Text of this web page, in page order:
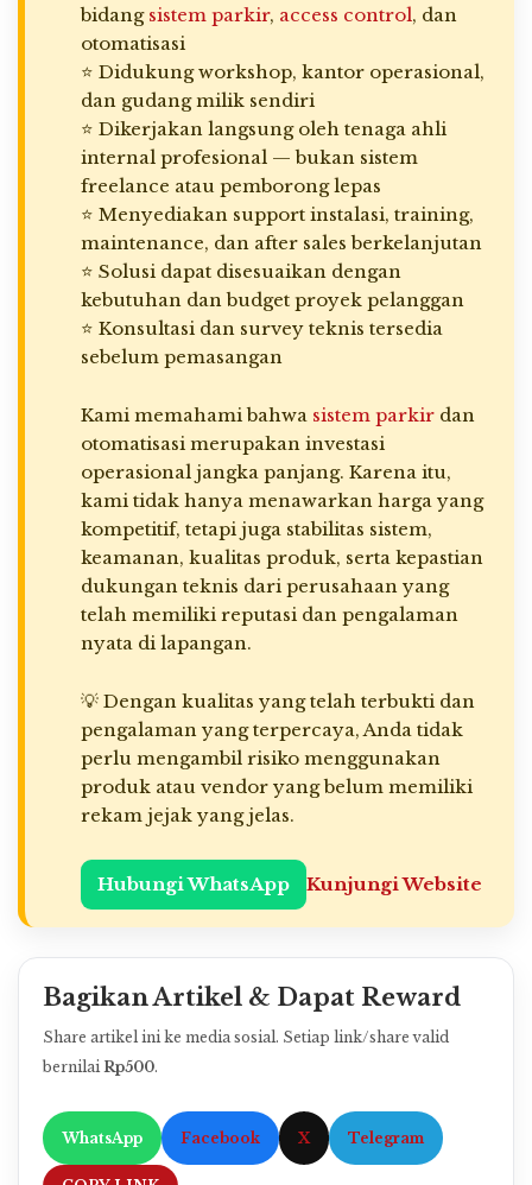
bidang sistem parkir, access control, dan
otomatisasi
⭐ Didukung workshop, kantor operasional,
dan gudang milik sendiri
⭐ Dikerjakan langsung oleh tenaga ahli
internal profesional — bukan sistem
freelance atau pemborong lepas
⭐ Menyediakan support instalasi, training,
maintenance, dan after sales berkelanjutan
⭐ Solusi dapat disesuaikan dengan
kebutuhan dan budget proyek pelanggan
⭐ Konsultasi dan survey teknis tersedia
sebelum pemasangan
Kami memahami bahwa sistem parkir dan
otomatisasi merupakan investasi
operasional jangka panjang. Karena itu,
kami tidak hanya menawarkan harga yang
kompetitif, tetapi juga stabilitas sistem,
keamanan, kualitas produk, serta kepastian
dukungan teknis dari perusahaan yang
telah memiliki reputasi dan pengalaman
nyata di lapangan.
💡 Dengan kualitas yang telah terbukti dan
pengalaman yang terpercaya, Anda tidak
perlu mengambil risiko menggunakan
produk atau vendor yang belum memiliki
rekam jejak yang jelas.
Hubungi WhatsApp Kunjungi Website
Bagikan Artikel & Dapat Reward
Share artikel ini ke media sosial. Setiap link/share valid
bernilaiRp500.
WhatsApp Facebook X Telegram